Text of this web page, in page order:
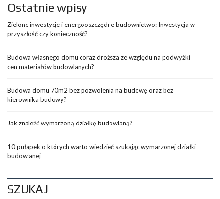
Ostatnie wpisy
Zielone inwestycje i energooszczędne budownictwo: Inwestycja w
przyszłość czy konieczność?
Budowa własnego domu coraz droższa ze względu na podwyżki
cen materiałów budowlanych?
Budowa domu 70m2 bez pozwolenia na budowę oraz bez
kierownika budowy?
Jak znaleźć wymarzoną działkę budowlaną?
10 pułapek o których warto wiedzieć szukając wymarzonej działki
budowlanej
SZUKAJ